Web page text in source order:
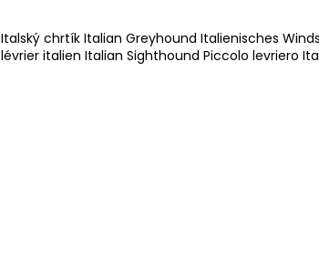
Italský chrtík Italian Greyhound Italienisches
lévrier italien Italian Sighthound Piccolo levriero